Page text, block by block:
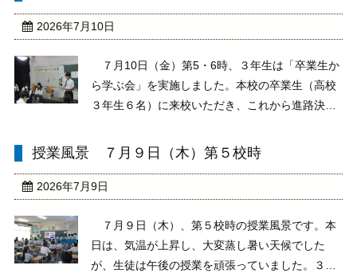
ださい。
2026年7月10日
７月10日（金）第5・6時、３年生は「卒業生か
ら学ぶ会」を実施しました。本校の卒業生（高校
３年生６名）に来校いただき、これから進路決定
時代の受験勉強に励んだ経験など話していただく
ました。「夏 ...
授業風景 ７月９日（木）第５校時
2026年7月9日
７月９日（木）、第５校時の授業風景です。本
日は、気温が上昇し、大変蒸し暑い天候でした
が、生徒は午後の授業を頑張っていました。３年